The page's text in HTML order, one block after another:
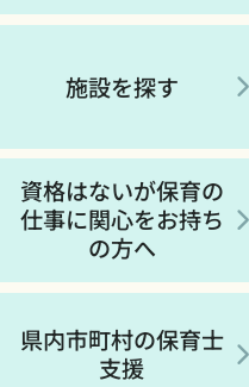
施設を探す
資格はないが保育の
仕事に関心をお持ち
の方へ
県内市町村の保育士
支援